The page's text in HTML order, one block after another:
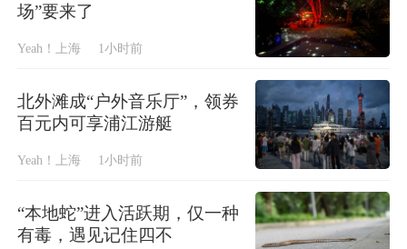
场”要来了
Yeah！上海 1小时前
北外滩成“户外音乐厅”，领券
百元内可享浦江游艇
Yeah！上海 1小时前
“本地蛇”进入活跃期，仅一种
有毒，遇见记住四不